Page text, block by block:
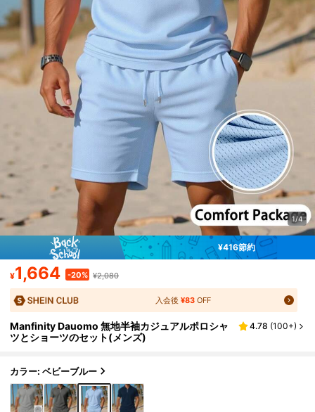
1/4
¥416節約
¥1,664 -20% ¥2,080
入会後¥83 OFF
Manfinity Dauomo 無地半袖カジュアルポロシャ
ツとショーツのセット(メンズ)
4.78 (100+)
カラー: ベビーブルー